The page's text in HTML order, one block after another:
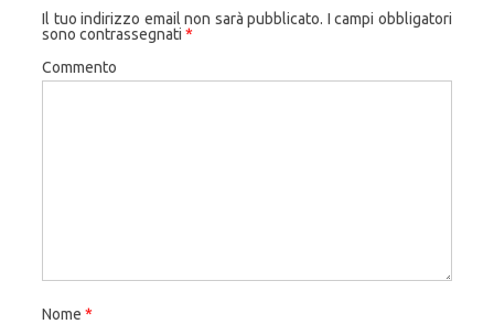
Il tuo indirizzo email non sarà pubblicato. I campi obbligatori
sono contrassegnati *
Commento
Nome *